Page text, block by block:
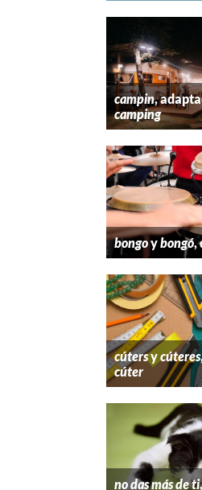
campin,
camping
bongoybongó,
cútersycúteres
cúter
no das más de ti